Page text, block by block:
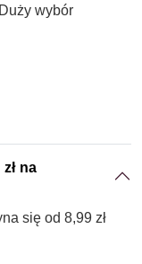
wybór
na
się od 8,99 zł